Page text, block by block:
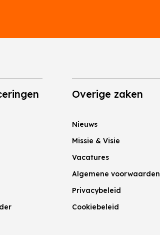
Overige zaken
Nieuws
Missie & Visie
Vacatures
Algemene voorwaarden
Privacybeleid
Cookiebeleid